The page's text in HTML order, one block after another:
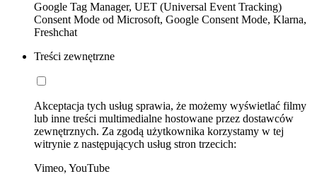
Google Tag Manager, UET (Universal Event Tracking)
Consent Mode od Microsoft, Google Consent Mode, Klarna,
Freshchat
Treści zewnętrzne
Akceptacja tych usług sprawia, że możemy wyświetlać filmy
lub inne treści multimedialne hostowane przez dostawców
zewnętrznych. Za zgodą użytkownika korzystamy w tej
witrynie z następujących usług stron trzecich:
Vimeo, YouTube